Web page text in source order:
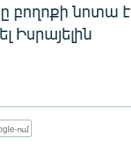
2026
բողոքի նոտա է
Իսրայելին
ում